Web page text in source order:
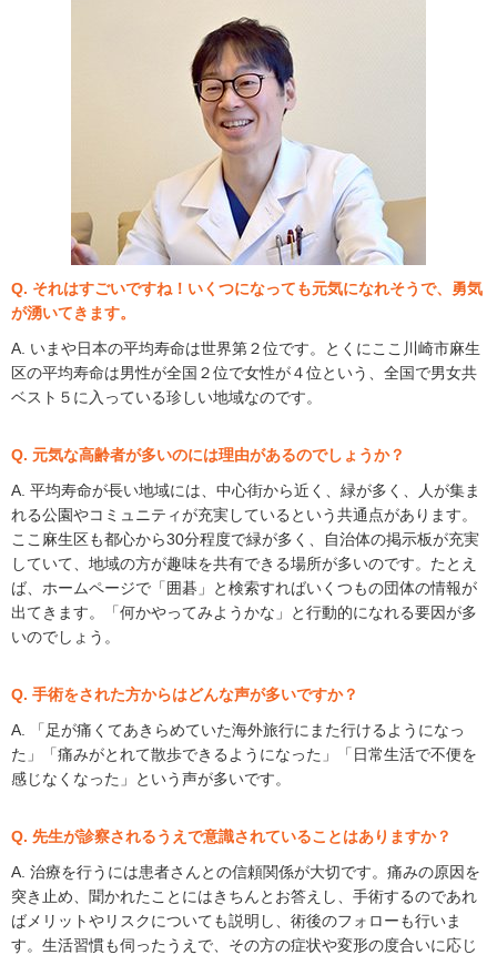
Q. それはすごいですね！いくつになっても元気になれそうで、勇気
が湧いてきます。
A. いまや日本の平均寿命は世界第２位です。とくにここ川崎市麻生
区の平均寿命は男性が全国２位で女性が４位という、全国で男女共
ベスト５に入っている珍しい地域なのです。
Q. 元気な高齢者が多いのには理由があるのでしょうか？
A. 平均寿命が長い地域には、中心街から近く、緑が多く、人が集ま
れる公園やコミュニティが充実しているという共通点があります。
ここ麻生区も都心から30分程度で緑が多く、自治体の掲示板が充実
していて、地域の方が趣味を共有できる場所が多いのです。たとえ
ば、ホームページで「囲碁」と検索すればいくつもの団体の情報が
出てきます。「何かやってみようかな」と行動的になれる要因が多
いのでしょう。
Q. 手術をされた方からはどんな声が多いですか？
A. 「足が痛くてあきらめていた海外旅行にまた行けるようになっ
た」「痛みがとれて散歩できるようになった」「日常生活で不便を
感じなくなった」という声が多いです。
Q. 先生が診察されるうえで意識されていることはありますか？
A. 治療を行うには患者さんとの信頼関係が大切です。痛みの原因を
突き止め、聞かれたことにはきちんとお答えし、手術するのであれ
ばメリットやリスクについても説明し、術後のフォローも行いま
す。生活習慣も伺ったうえで、その方の症状や変形の度合いに応じ